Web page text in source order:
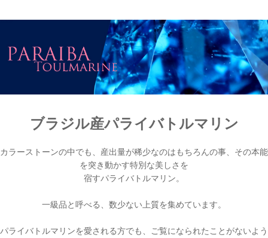
ブラジル産パライバトルマリン
カラーストーンの中でも、産出量が稀少なのはもちろんの事、その本能
を突き動かす特別な美しさを
宿すパライバトルマリン。
一級品と呼べる、数少ない上質を集めています。
パライバトルマリンを愛される方でも、ご覧になられたことがないよう